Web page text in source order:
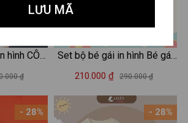
hình CÔ
Kids
₫
- 28%
Set bộ bé gái in hình Bé gái
Hot trend - Loza SB363
210.000 ₫ 290.000 ₫
- 28%
LƯU MÃ